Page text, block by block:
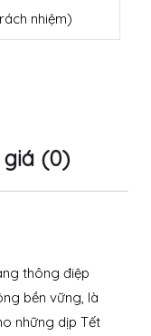
nhiệm)
(0)
thông điệp
bền vững, là
những dịp Tết